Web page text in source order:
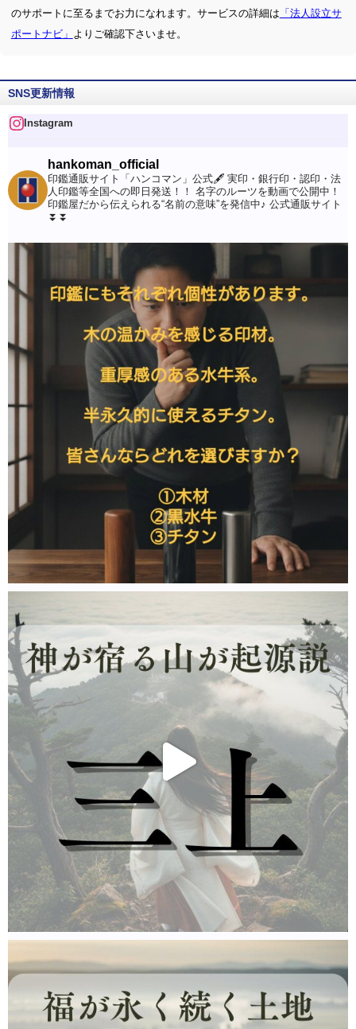
のサポートに至るまでお力になれます。サービスの詳細は 「法人設立サ
ポートナビ」 よりご確認下さいませ。
SNS更新情報